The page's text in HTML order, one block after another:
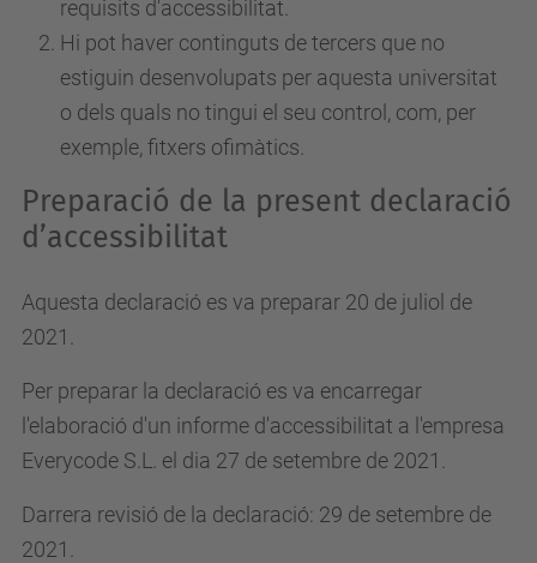
requisits d'accessibilitat.
Hi pot haver continguts de tercers que no
estiguin desenvolupats per aquesta universitat
o dels quals no tingui el seu control, com, per
exemple, fitxers ofimàtics.
Preparació de la present declaració
d’accessibilitat
Aquesta declaració es va preparar 20 de juliol de
2021.
Per preparar la declaració es va encarregar
l'elaboració d'un informe d'accessibilitat a l'empresa
Everycode S.L. el dia 27 de setembre de 2021.
Darrera revisió de la declaració: 29 de setembre de
2021.